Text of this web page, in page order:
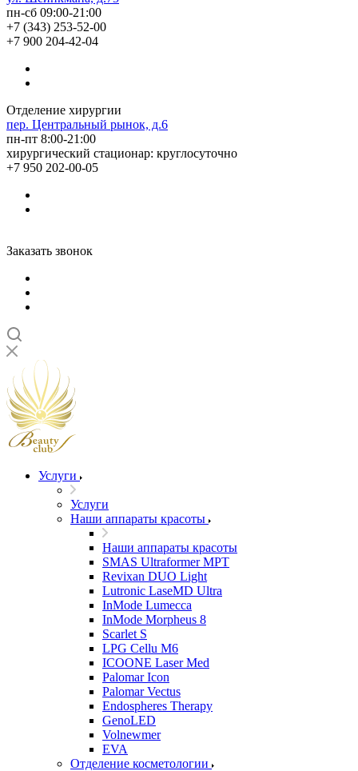
пн-сб 09:00-21:00
+7 (343) 253-52-00
+7 900 204-42-04
Отделение хирургии
пер. Центральный рынок, д.6
пн-пт 8:00-21:00
хирургический стационар: круглосуточно
+7 950 202-00-05
Заказать звонок
Услуги
Услуги
Наши аппараты красоты
Наши аппараты красоты
SMAS Ultraformer MPT
Revixan DUO Light
Lutronic LaseMD Ultra
InMode Lumecca
InMode Morpheus 8
Scarlet S
LPG Cellu M6
ICOONE Laser Med
Palomar Icon
Palomar Vectus
Endospheres Therapy
GenoLED
Volnewmer
EVA
Отделение косметологии